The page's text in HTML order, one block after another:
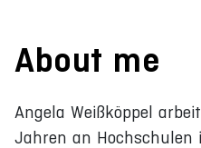
About me
Angela Weißköppel
Jahren an Hochschulen